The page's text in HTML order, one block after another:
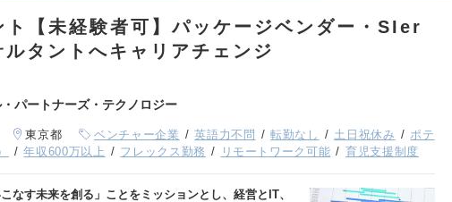
【未経験者可】パッケージベンダー・SIer
タントへキャリアチェンジ
パートナーズ・テクノロジー
東京都 ベンチャー企業 英語力不問 転勤なし 土日祝休み
ポテ
年収600万以上 フレックス勤務 リモートワーク可能 育児支援制度
なす未来を創る」ことをミッションとし、経営とIT、